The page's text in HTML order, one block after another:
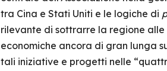
tra Cina e Stati Uniti e le logiche di
rilevante di sottrarre la regione
economiche ancora di gran lunga
tali iniziative e progetti nelle